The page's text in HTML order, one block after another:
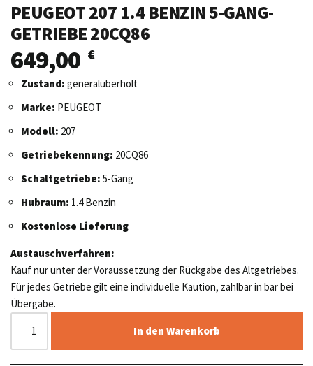
PEUGEOT 207 1.4 BENZIN 5-GANG-
GETRIEBE 20CQ86
649,00 €
Zustand: generalüberholt
Marke: PEUGEOT
Modell: 207
Getriebekennung: 20CQ86
Schaltgetriebe: 5-Gang
Hubraum: 1.4 Benzin
Kostenlose Lieferung
Austauschverfahren:
Kauf nur unter der Voraussetzung der Rückgabe des Altgetriebes.
Für jedes Getriebe gilt eine individuelle Kaution, zahlbar in bar bei
Übergabe.
In den Warenkorb